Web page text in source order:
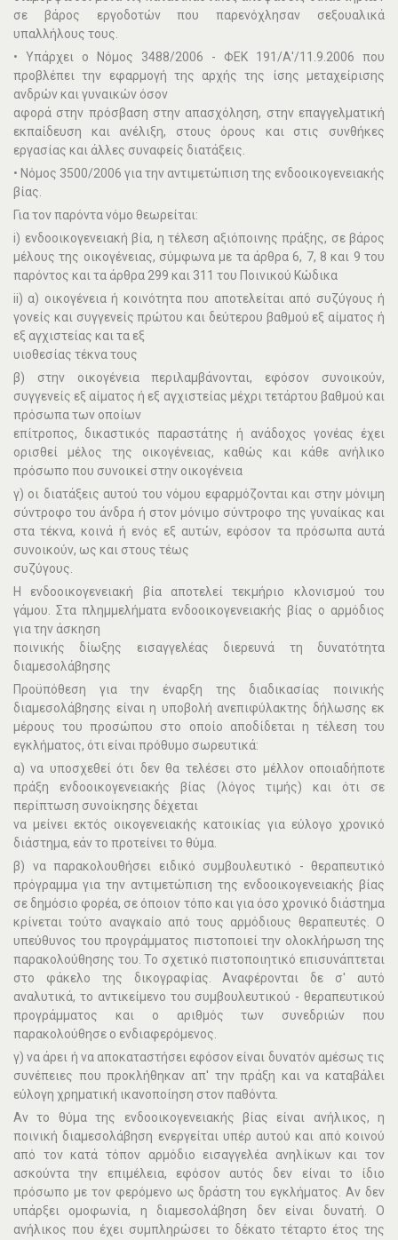
σε βάρος εργοδοτών που παρενόχλησαν σεξουαλικά
υπαλλήλους τους.
• Υπάρχει ο Νόµος 3488/2006 - ΦΕΚ 191/Α'/11.9.2006 που
προβλέπει την εφαρµογή της αρχής της ίσης µεταχείρισης
ανδρών και γυναικών όσον
αφορά στην πρόσβαση στην απασχόληση, στην επαγγελµατική
εκπαίδευση και ανέλιξη, στους όρους και στις συνθήκες
εργασίας και άλλες συναφείς διατάξεις.
• Νόµος 3500/2006 για την αντιµετώπιση της ενδοοικογενειακής
βίας.
Για τον παρόντα νόµο θεωρείται:
i) ενδοοικογενειακή βία, η τέλεση αξιόποινης πράξης, σε βάρος
µέλους της οικογένειας, σύµφωνα µε τα άρθρα 6, 7, 8 και 9 του
παρόντος και τα άρθρα 299 και 311 του Ποινικού Κώδικα
ii) α) οικογένεια ή κοινότητα που αποτελείται από συζύγους ή
γονείς και συγγενείς πρώτου και δεύτερου βαθµού εξ αίµατος ή
εξ αγχιστείας και τα εξ
υιοθεσίας τέκνα τους
β) στην οικογένεια περιλαµβάνονται, εφόσον συνοικούν,
συγγενείς εξ αίµατος ή εξ αγχιστείας µέχρι τετάρτου βαθµού και
πρόσωπα των οποίων
επίτροπος, δικαστικός παραστάτης ή ανάδοχος γονέας έχει
ορισθεί µέλος της οικογένειας, καθώς και κάθε ανήλικο
πρόσωπο που συνοικεί στην οικογένεια
γ) οι διατάξεις αυτού του νόµου εφαρµόζονται και στην µόνιµη
σύντροφο του άνδρα ή στον µόνιµο σύντροφο της γυναίκας και
στα τέκνα, κοινά ή ενός εξ αυτών, εφόσον τα πρόσωπα αυτά
συνοικούν, ως και στους τέως
συζύγους.
Η ενδοοικογενειακή βία αποτελεί τεκµήριο κλονισµού του
γάµου. Στα πληµµελήµατα ενδοοικογενειακής βίας ο αρµόδιος
για την άσκηση
ποινικής δίωξης εισαγγελέας διερευνά τη δυνατότητα
διαµεσολάβησης
Προϋπόθεση για την έναρξη της διαδικασίας ποινικής
διαµεσολάβησης είναι η υποβολή ανεπιφύλακτης δήλωσης εκ
µέρους του προσώπου στο οποίο αποδίδεται η τέλεση του
εγκλήµατος, ότι είναι πρόθυµο σωρευτικά:
α) να υποσχεθεί ότι δεν θα τελέσει στο µέλλον οποιαδήποτε
πράξη ενδοοικογενειακής βίας (λόγος τιµής) και ότι σε
περίπτωση συνοίκησης δέχεται
να µείνει εκτός οικογενειακής κατοικίας για εύλογο χρονικό
διάστηµα, εάν το προτείνει το θύµα.
β) να παρακολουθήσει ειδικό συµβουλευτικό - θεραπευτικό
πρόγραµµα για την αντιµετώπιση της ενδοοικογενειακής βίας
σε δηµόσιο φορέα, σε όποιον τόπο και για όσο χρονικό διάστηµα
κρίνεται τούτο αναγκαίο από τους αρµόδιους θεραπευτές. Ο
υπεύθυνος του προγράµµατος πιστοποιεί την ολοκλήρωση της
παρακολούθησης του. Το σχετικό πιστοποιητικό επισυνάπτεται
στο φάκελο της δικογραφίας. Αναφέρονται δε σ' αυτό
αναλυτικά, το αντικείµενο του συµβουλευτικού - θεραπευτικού
προγράµµατος και ο αριθµός των συνεδριών που
παρακολούθησε ο ενδιαφερόµενος.
γ) να άρει ή να αποκαταστήσει εφόσον είναι δυνατόν αµέσως τις
συνέπειες που προκλήθηκαν απ' την πράξη και να καταβάλει
εύλογη χρηµατική ικανοποίηση στον παθόντα.
Αν το θύµα της ενδοοικογενειακής βίας είναι ανήλικος, η
ποινική διαµεσολάβηση ενεργείται υπέρ αυτού και από κοινού
από τον κατά τόπον αρµόδιο εισαγγελέα ανηλίκων και τον
ασκούντα την επιµέλεια, εφόσον αυτός δεν είναι το ίδιο
πρόσωπο µε τον φερόµενο ως δράστη του εγκλήµατος. Αν δεν
υπάρξει οµοφωνία, η διαµεσολάβηση δεν είναι δυνατή. Ο
ανήλικος που έχει συµπληρώσει το δέκατο τέταρτο έτος της